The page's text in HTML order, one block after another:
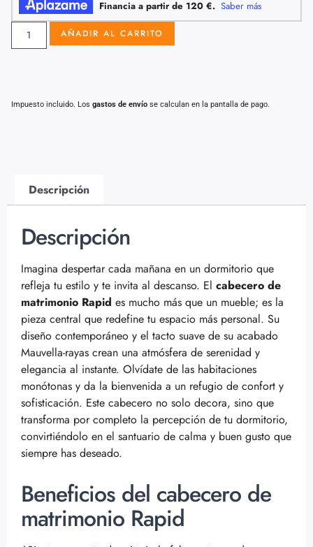
AÑADIR AL CARRITO
Impuesto incluido. Los gastos de envío se calculan en la pantalla de pago.
Descripción
Descripción
Imagina despertar cada mañana en un dormitorio que
refleja tu estilo y te invita al descanso. El cabecero de
matrimonio Rapid es mucho más que un mueble; es la
pieza central que redefine tu espacio más personal. Su
diseño contemporáneo y el tacto suave de su acabado
Mauvella-rayas crean una atmósfera de serenidad y
elegancia al instante. Olvídate de las habitaciones
monótonas y da la bienvenida a un refugio de confort y
sofisticación. Este cabecero no solo decora, sino que
transforma por completo la percepción de tu dormitorio,
convirtiéndolo en el santuario de calma y buen gusto que
siempre has deseado.
Beneficios del cabecero de
matrimonio Rapid